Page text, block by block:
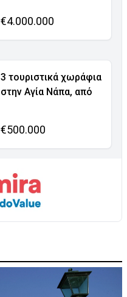
€4.000.000
3 τουριστικά χωράφια
στην Αγία Νάπα, από
€500.000